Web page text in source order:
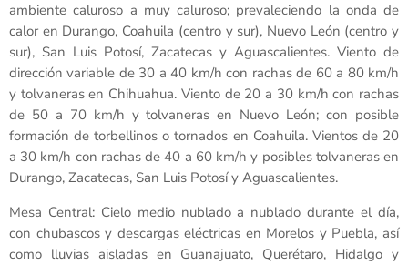
ambiente caluroso a muy caluroso; prevaleciendo la onda de
calor en Durango, Coahuila (centro y sur), Nuevo León (centro y
sur), San Luis Potosí, Zacatecas y Aguascalientes. Viento de
dirección variable de 30 a 40 km/h con rachas de 60 a 80 km/h
y tolvaneras en Chihuahua. Viento de 20 a 30 km/h con rachas
de 50 a 70 km/h y tolvaneras en Nuevo León; con posible
formación de torbellinos o tornados en Coahuila. Vientos de 20
a 30 km/h con rachas de 40 a 60 km/h y posibles tolvaneras en
Durango, Zacatecas, San Luis Potosí y Aguascalientes.
Mesa Central: Cielo medio nublado a nublado durante el día,
con chubascos y descargas eléctricas en Morelos y Puebla, así
como lluvias aisladas en Guanajuato, Querétaro, Hidalgo y